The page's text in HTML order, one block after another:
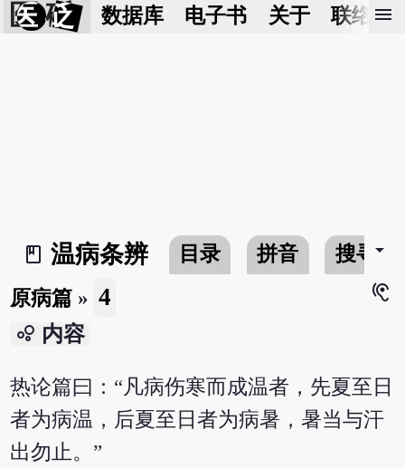
医 砭 数据库 电子书 关于 联络我
menu
book_2
温病条辨 目录 拼音 搜寻arrow_drop_down
原病篇 » 4
hearing
bubble_chart 内容
热论篇曰：“凡病伤寒而成温者，先夏至日
者为病温，后夏至日者为病暑，暑当与汗
出勿止。”